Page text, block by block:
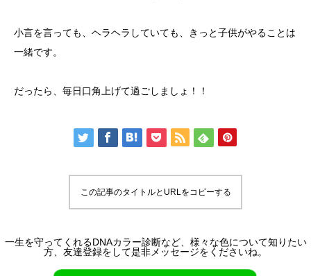
小言を言っても、ヘラヘラしていても、きっと子供がやることは
一緒です。
だったら、毎日口角上げて過ごしましょ！！
この記事のタイトルとURLをコピーする
一生を守ってくれるDNAカラー診断など、様々な色について知りたい
方、友達登録をして是非メッセージをくださいね。